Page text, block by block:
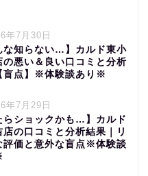
年7月30日
な知らない…】カルド東小
の悪い＆良い口コミと分析
盲点】※体験談あり※
年7月29日
らショックかも…】カルド
店の口コミと分析結果｜リ
評価と意外な盲点※体験談